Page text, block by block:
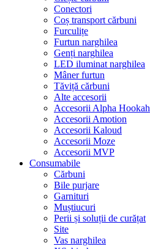
Conectori
Coș transport cărbuni
Furculițe
Furtun narghilea
Genți narghilea
LED iluminat narghilea
Mâner furtun
Tăviță cărbuni
Alte accesorii
Accesorii Alpha Hookah
Accesorii Amotion
Accesorii Kaloud
Accesorii Moze
Accesorii MVP
Consumabile
Cărbuni
Bile purjare
Garnituri
Muștiucuri
Perii și soluții de curățat
Site
Vas narghilea